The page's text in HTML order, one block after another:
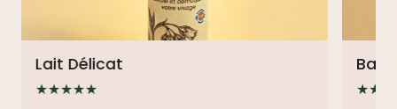
Lait Délicat
★★★★★